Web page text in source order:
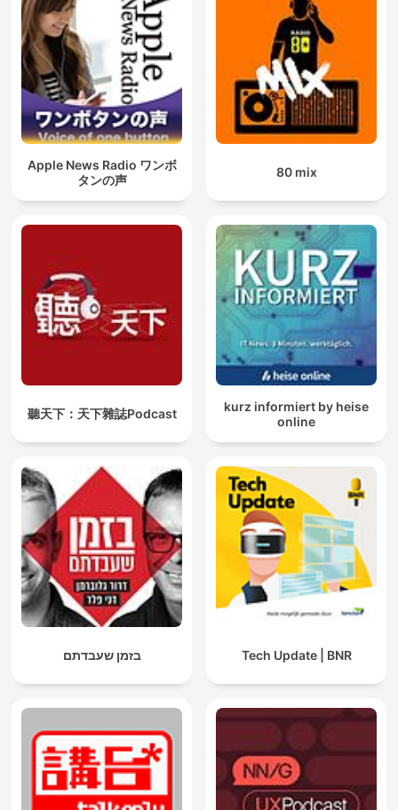
Apple News Radio ワンボ
タンの声
80 mix
聽天下：天下雜誌Podcast
kurz informiert by heise
online
בזמן שעבדתם Tech Update | BNR